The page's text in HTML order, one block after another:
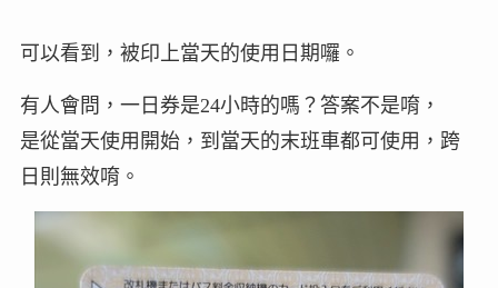
可以看到，被印上當天的使用日期囉。
有人會問，一日券是24小時的嗎？答案不是唷，
是從當天使用開始，到當天的末班車都可使用，跨
日則無效唷。